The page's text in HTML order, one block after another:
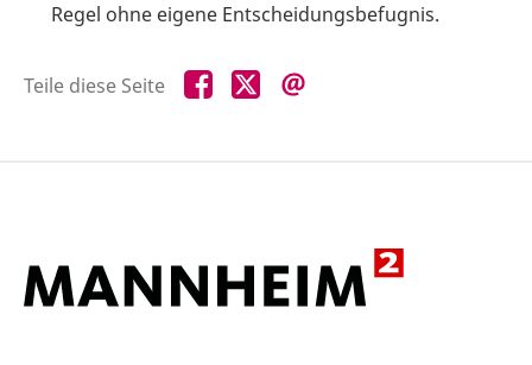
Regel ohne eigene Entscheidungsbefugnis.
Teile diese Seite Teile
diese
Teile
diese